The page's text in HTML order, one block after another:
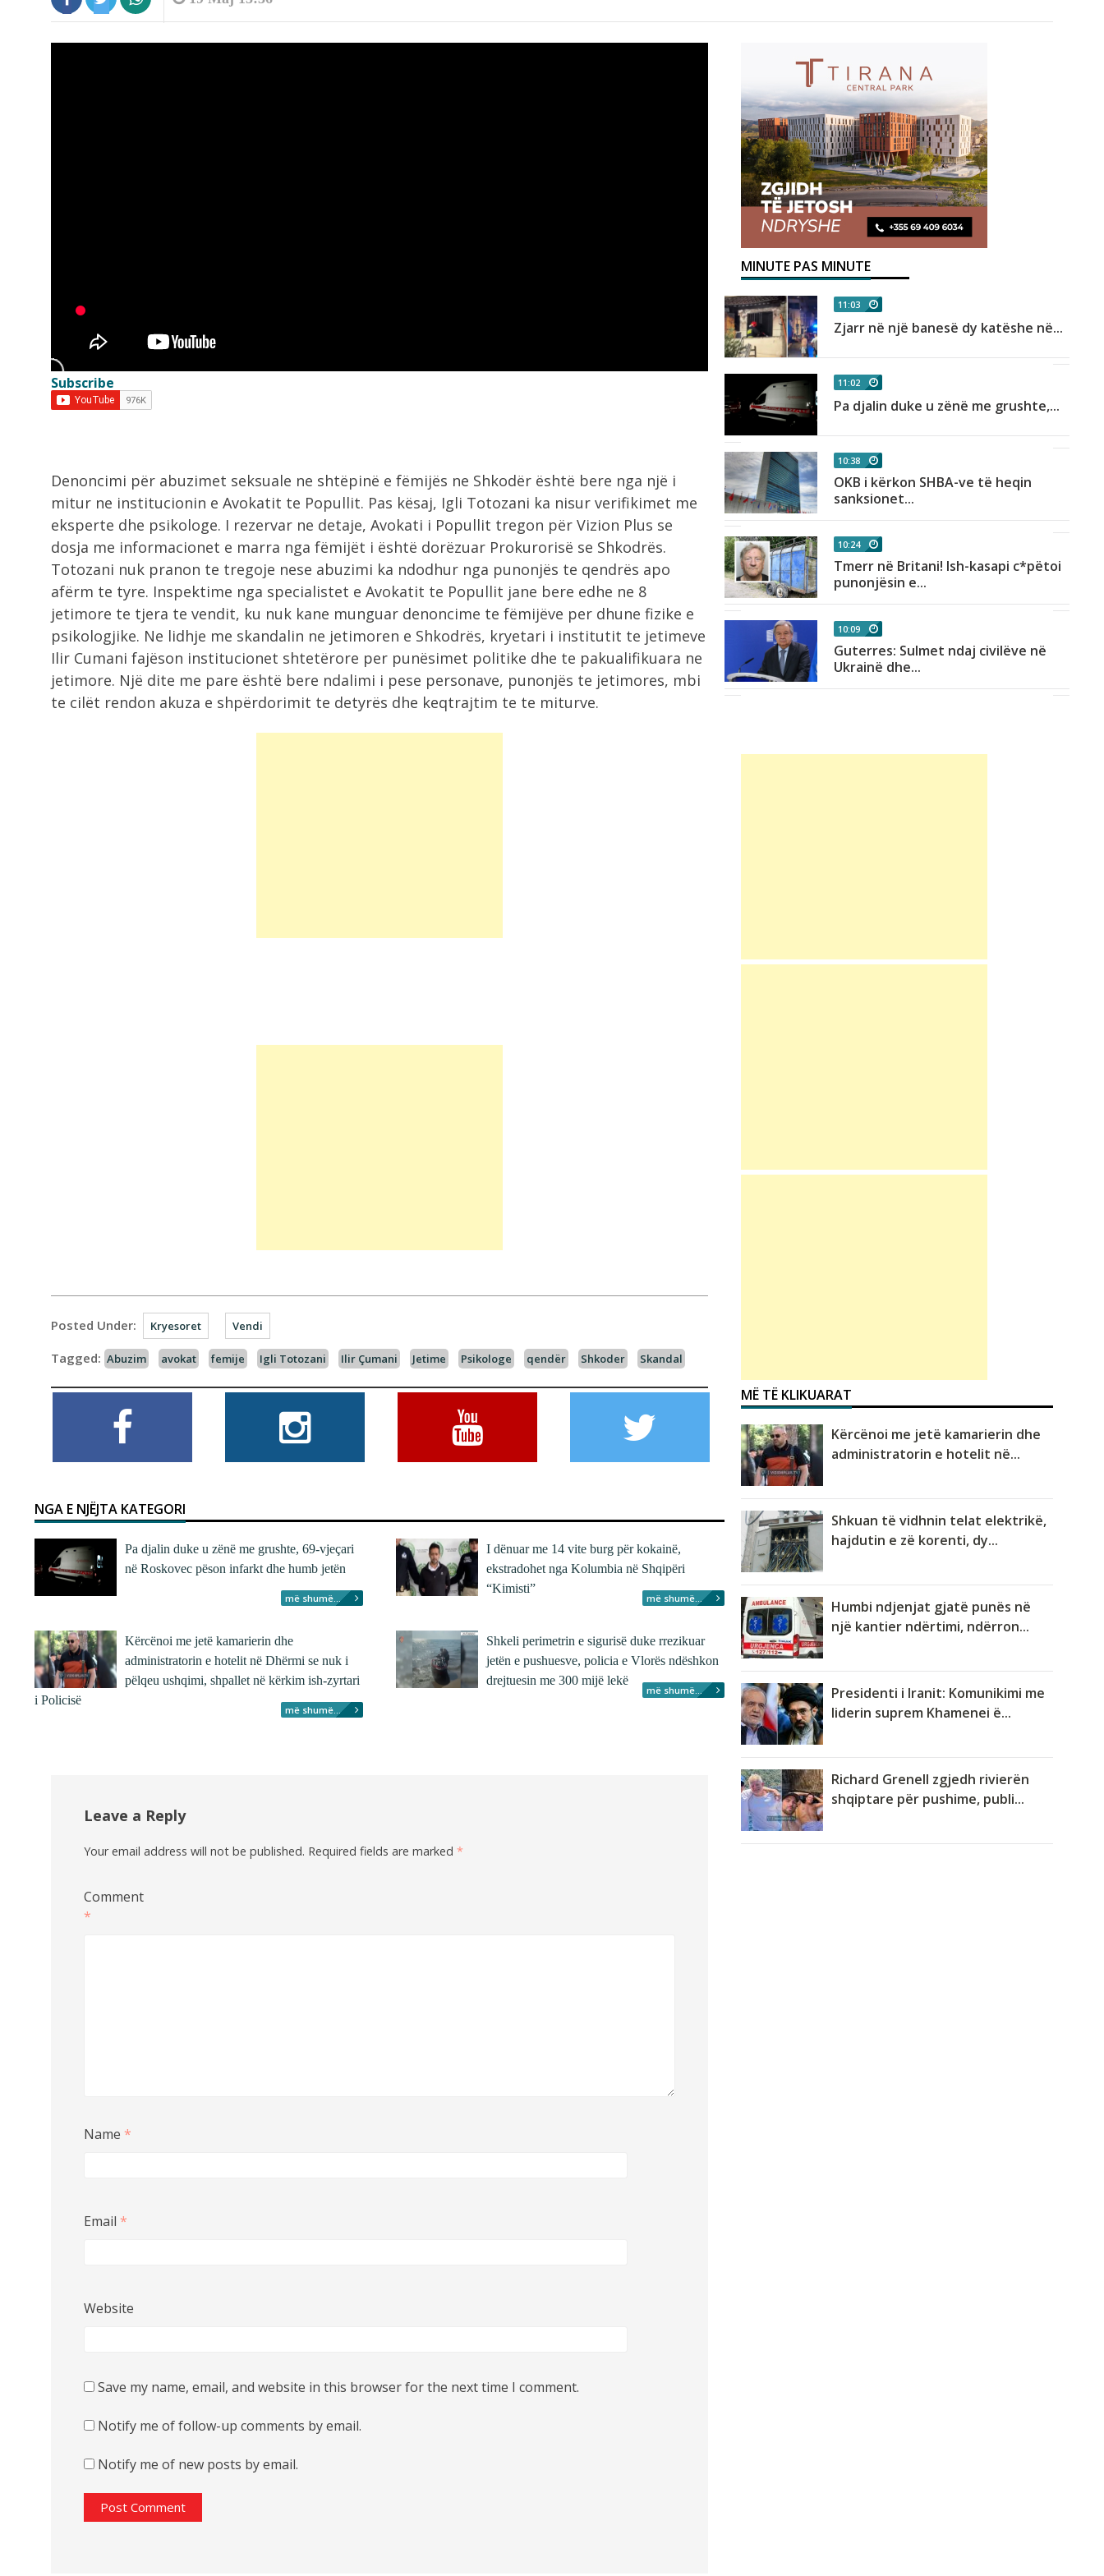
Subscribe
Denoncimi për abuzimet seksuale ne shtëpinë e fëmijës ne Shkodër është bere nga një i
mitur ne institucionin e Avokatit te Popullit. Pas kësaj, Igli Totozani ka nisur verifikimet me
eksperte dhe psikologe. I rezervar ne detaje, Avokati i Popullit tregon për Vizion Plus se
dosja me informacionet e marra nga fëmijët i është dorëzuar Prokurorisë se Shkodrës.
Totozani nuk pranon te tregoje nese abuzimi ka ndodhur nga punonjës te qendrës apo
afërm te tyre. Inspektime nga specialistet e Avokatit te Popullit jane bere edhe ne 8
jetimore te tjera te vendit, ku nuk kane munguar denoncime te fëmijëve per dhune fizike e
psikologjike. Ne lidhje me skandalin ne jetimoren e Shkodrës, kryetari i institutit te jetimeve
Ilir Cumani fajëson institucionet shtetërore per punësimet politike dhe te pakualifikuara ne
jetimore. Një dite me pare është bere ndalimi i pese personave, punonjës te jetimores, mbi
te cilët rendon akuza e shpërdorimit te detyrës dhe keqtrajtim te te miturve.
Posted Under: Kryesoret Vendi
Tagged: Abuzim avokat femije Igli Totozani Ilir Çumani Jetime Psikologe qendër Shkoder Skandal
NGA E NJËJTA KATEGORI
Pa djalin duke u zënë me grushte, 69-vjeçari
në Roskovec pëson infarkt dhe humb jetën
më shumë...
I dënuar me 14 vite burg për kokainë,
ekstradohet nga Kolumbia në Shqipëri
“Kimisti”
më shumë...
Kërcënoi me jetë kamarierin dhe
administratorin e hotelit në Dhërmi se nuk i
pëlqeu ushqimi, shpallet në kërkim ish-zyrtari
i Policisë
më shumë...
Shkeli perimetrin e sigurisë duke rrezikuar
jetën e pushuesve, policia e Vlorës ndëshkon
drejtuesin me 300 mijë lekë
më shumë...
Leave a Reply
Your email address will not be published. Required fields are marked *
Comment
*
Name *
Email *
Website
Save my name, email, and website in this browser for the next time I comment.
Notify me of follow-up comments by email.
Notify me of new posts by email.
MINUTE PAS MINUTE
rrezikuar jetën...
9:05
Zelensky viziton Beogradin javën e
Zjarri në Drenije mbetet aktiv,
zjarrfikësit e...
Rama mbledh ministrat në fund të
gushtit!...
8:21
Grabitqarët që sfidojnë uraganët,
kuriozitete të frikshme...
Konsumi i ulët i sheqerit për fëmijët...
Ukraina godet rafineri ruse me dronë,
Moska...
6:58
“E kemi humbur besimin te Infantino”,
UEFA...
6:41
Situatë e vështirë nga zjarri në
Mallakastër,...
11:03
Zjarr në një banesë dy katëshe në...
11:02
Pa djalin duke u zënë me grushte,...
10:38
OKB i kërkon SHBA-ve të heqin
sanksionet...
10:24
Tmerr në Britani! Ish-kasapi c*pëtoi
punonjësin e...
10:09
Guterres: Sulmet ndaj civilëve në
Ukrainë dhe...
MË TË KLIKUARAT
Kërcënoi me jetë kamarierin dhe
administratorin e hotelit në...
Shkuan të vidhnin telat elektrikë,
hajdutin e zë korenti, dy...
Humbi ndjenjat gjatë punës në
një kantier ndërtimi, ndërron...
Presidenti i Iranit: Komunikimi me
liderin suprem Khamenei ë...
Richard Grenell zgjedh rivierën
shqiptare për pushime, publi...